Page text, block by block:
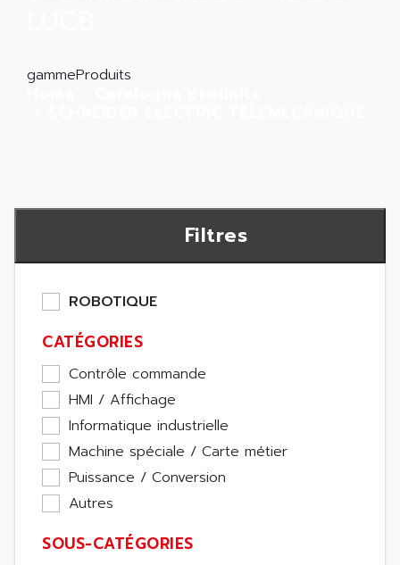
gammeProduits
Filtres
ROBOTIQUE
CATÉGORIES
Contrôle commande
HMI / Affichage
Informatique industrielle
Machine spéciale / Carte métier
Puissance / Conversion
Autres
SOUS-CATÉGORIES